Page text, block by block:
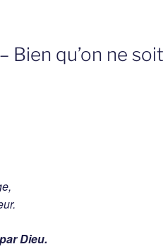
Bien qu’on ne
Dieu.